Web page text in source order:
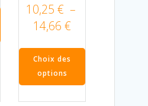
10,25 € –
14,66€
Choix des
options
Ce